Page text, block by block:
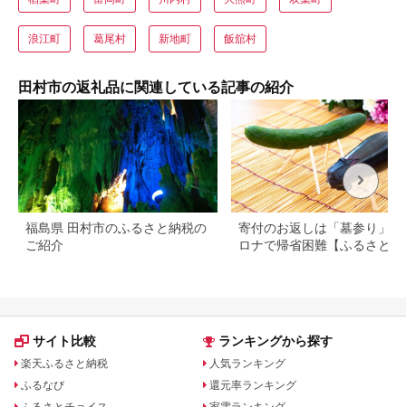
浪江町 葛尾村 新地町 飯舘村
田村市の返礼品に関連している記事の紹介
福島県 田村市のふるさと納税の
ご紹介
寄付のお返しは「墓参り」―
ロナで帰省困難【ふるさと納
サイト比較
楽天ふるさと納税
ふるなび
ランキングから探す
人気ランキング
還元率ランキング